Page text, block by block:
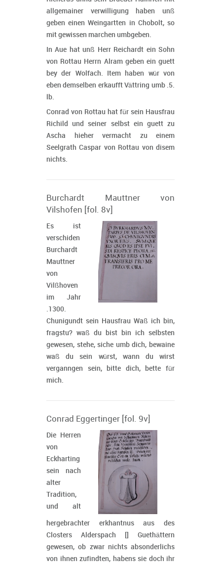
allgemainer verwilligung haben unß
geben einen Weingartten in Chobolt, so
mit gewissen marchen umbgeben.
In Aue hat unß Herr Reichardt ein Sohn
von Rottau Herrn Alram geben ein guett
bey der Wolfach. Item haben wür von
eben demselben erkaufft Vättring umb .5.
lb.
Conrad von Rottau hat für sein Hausfrau
Richild und seiner selbst ein guett zu
Ascha hieher vermacht zu einem
Seelgrath Caspar von Rottau von disem
nichts.
Burchardt Mauttner von
Vilshofen [fol. 8v]
Es ist
verschiden
Burchardt
Mauttner
von
Vilßhoven
im Jahr
.1300.
Chunigundt sein Hausfrau Waß ich bin,
fragstu? waß du bist bin ich selbsten
gewesen, stehe, siche umb dich, bewaine
waß du sein würst, wann du wirst
verganngen sein, bitte dich, bette für
mich.
Conrad Eggertinger [fol. 9v]
Die Herren
von
Eckharting
sein nach
alter
Tradition,
und alt
hergebrachter erkhantnus aus des
Closters Alderspach [] Guethättern
gewesen, ob zwar nichts absonderlichs
von ihnen zufindten, habens sie doch ihr